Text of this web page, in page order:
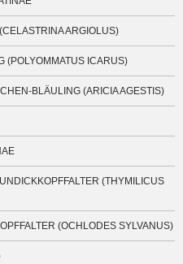
ARGIOLUS)
(POLYOMMATUS ICARUS)
BLÄULING (ARICIA AGESTIS)
(THYMILICUS
(OCHLODES SYLVANUS)